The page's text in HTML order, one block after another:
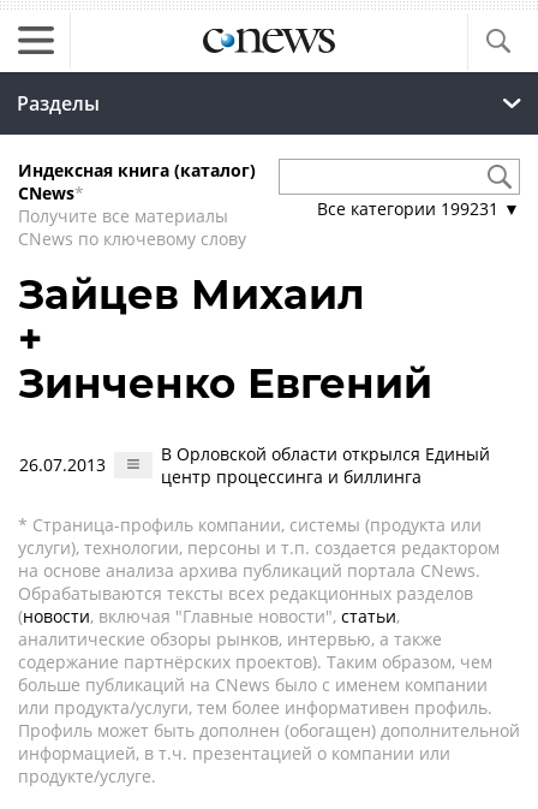
Разделы
Индексная книга (каталог)
CNews*
Получите все материалы
CNews по ключевому слову
Все категории 199231 ▼
Зайцев Михаил
+
Зинченко Евгений
26.07.2013
В Орловской области открылся Единый
центр процессинга и биллинга
* Страница-профиль компании, системы (продукта или
услуги), технологии, персоны и т.п. создается редактором
на основе анализа архива публикаций портала CNews.
Обрабатываются тексты всех редакционных разделов
(новости, включая "Главные новости", статьи,
аналитические обзоры рынков, интервью, а также
содержание партнёрских проектов). Таким образом, чем
больше публикаций на CNews было с именем компании
или продукта/услуги, тем более информативен профиль.
Профиль может быть дополнен (обогащен) дополнительной
информацией, в т.ч. презентацией о компании или
продукте/услуге.